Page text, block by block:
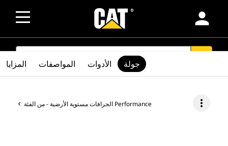
person
SEARCH
الجرافات مستوية الأرضية - من الفئة Performance more_vert
المزايا المواصفات الأدوات جولة